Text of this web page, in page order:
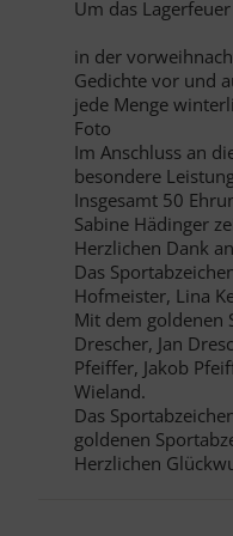
Um das
in der
Gedichte vor und
jede Menge
Foto
Im Anschluss an
besondere
Insgesamt 50
Sabine Hädinger
Herzlichen Dank
Das
Hofmeister, Lina
Mit dem goldenen
Drescher, Jan
Pfeiffer, Jakob
Wieland.
Das
goldenen
Herzlichen